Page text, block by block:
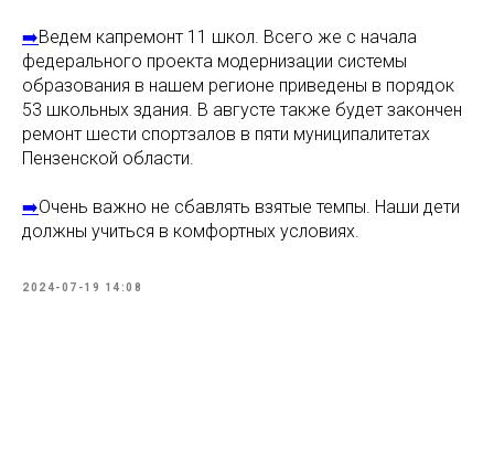
➡️Ведем капремонт 11 школ. Всего же с начала
федерального проекта модернизации системы
образования в нашем регионе приведены в порядок
53 школьных здания. В августе также будет закончен
ремонт шести спортзалов в пяти муниципалитетах
Пензенской области.
➡️Очень важно не сбавлять взятые темпы. Наши дети
должны учиться в комфортных условиях.
2024-07-19 14:08